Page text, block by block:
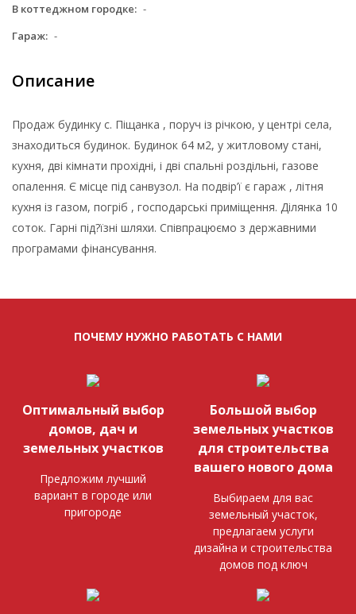
В коттеджном городке: -
Гараж: -
Описание
Продаж будинку с. Піщанка , поруч із річкою, у центрі села,
знаходиться будинок. Будинок 64 м2, у житловому стані,
кухня, дві кімнати прохідні, і дві спальні роздільні, газове
опалення. Є місце під санвузол. На подвір’ї є гараж , літня
кухня із газом, погріб , господарські приміщення. Ділянка 10
соток. Гарні під?їзні шляхи. Співпрацюємо з державними
програмами фінансування.
ПОЧЕМУ НУЖНО РАБОТАТЬ С НАМИ
Оптимальный выбор
домов, дач и
земельных участков
Предложим лучший
вариант в городе или
пригороде
Большой выбор
земельных участков
для строительства
вашего нового дома
Выбираем для вас
земельный участок,
предлагаем услуги
дизайна и строительства
домов под ключ